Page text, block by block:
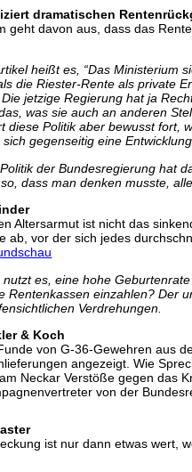
dramatischen
geht davon aus, dass das
heißt es, “Das Ministerium
die Riester-Rente als private
jetzige Regierung hat ja
was sie auch an anderen
diese Politik aber bewusst fort,
gegenseitig eine
der Bundesregierung hat
dass man denken musste,
Altersarmut ist nicht das
ab, vor der sich jedes
nutzt es, eine hohe
Rentenkassen einzahlen? Der
Verdrehungen.
& Koch
von G-36-Gewehren aus
angezeigt. Wie
Neckar Verstöße gegen das
von der
ist nur dann etwas wert,